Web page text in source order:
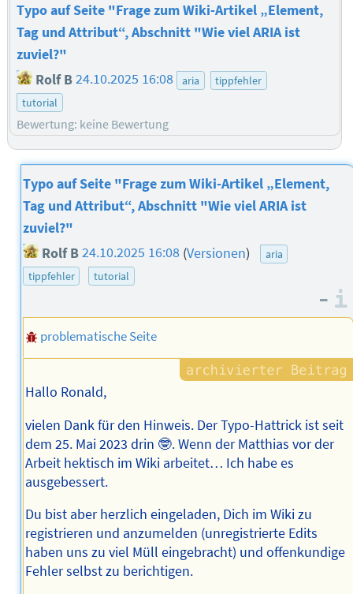
Typo auf Seite "Frage zum Wiki-Artikel „Element,
Tag und Attribut“, Abschnitt "Wie viel ARIA ist
zuviel?"
Rolf B24.10.2025 16:08 aria
tippfehler
tutorial
Bewertung: keine Bewertung
Typo auf Seite "Frage zum Wiki-Artikel „Element,
Tag und Attribut“, Abschnitt "Wie viel ARIA ist
zuviel?"
Rolf B24.10.2025 16:08 (Versionen)
aria
tippfehler
tutorial
–
problematische Seite
Hallo Ronald,
vielen Dank für den Hinweis. Der Typo-Hattrick ist seit
dem 25. Mai 2023 drin 🤓. Wenn der Matthias vor der
Arbeit hektisch im Wiki arbeitet… Ich habe es
ausgebessert.
Du bist aber herzlich eingeladen, Dich im Wiki zu
registrieren und anzumelden (unregistrierte Edits
haben uns zu viel Müll eingebracht) und offenkundige
Fehler selbst zu berichtigen.